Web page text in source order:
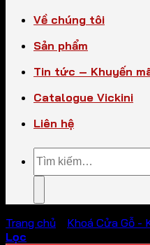
Về chúng tôi
Sản phẩm
Tin tức – Khuyến
Catalogue Vickini
Liên hệ
Tìm
kiếm:
Trang chủ Khoá Cửa Gỗ -
Lọc